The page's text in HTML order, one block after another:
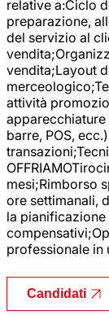
relative a:Ciclo
preparazione,
del servizio al
vendita;Layout
attività
barre, POS,
mesi;Rimborso
ore settimanali,
la
professionale in
Candidati